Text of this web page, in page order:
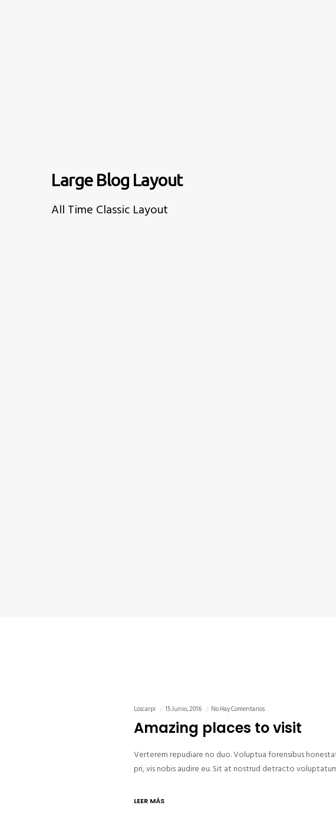
Large Blog Layout
All Time Classic Layout
Loscarpi 15 Junio, 2016 No Hay Comentarios
Amazing places to visit
Verterem repudiare no duo. Voluptua forensibus
pri, vis nobis audire eu. Sit at nostrud detracto
LEER MÁS